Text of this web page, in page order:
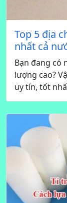
Top 5 địa
nhất cả
Bạn đang có
lượng cao?
uy tín, tốt